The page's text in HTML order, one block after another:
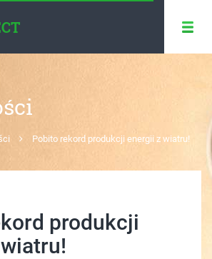
Pobito rekord produkcji energii z wiatru!
produkcji